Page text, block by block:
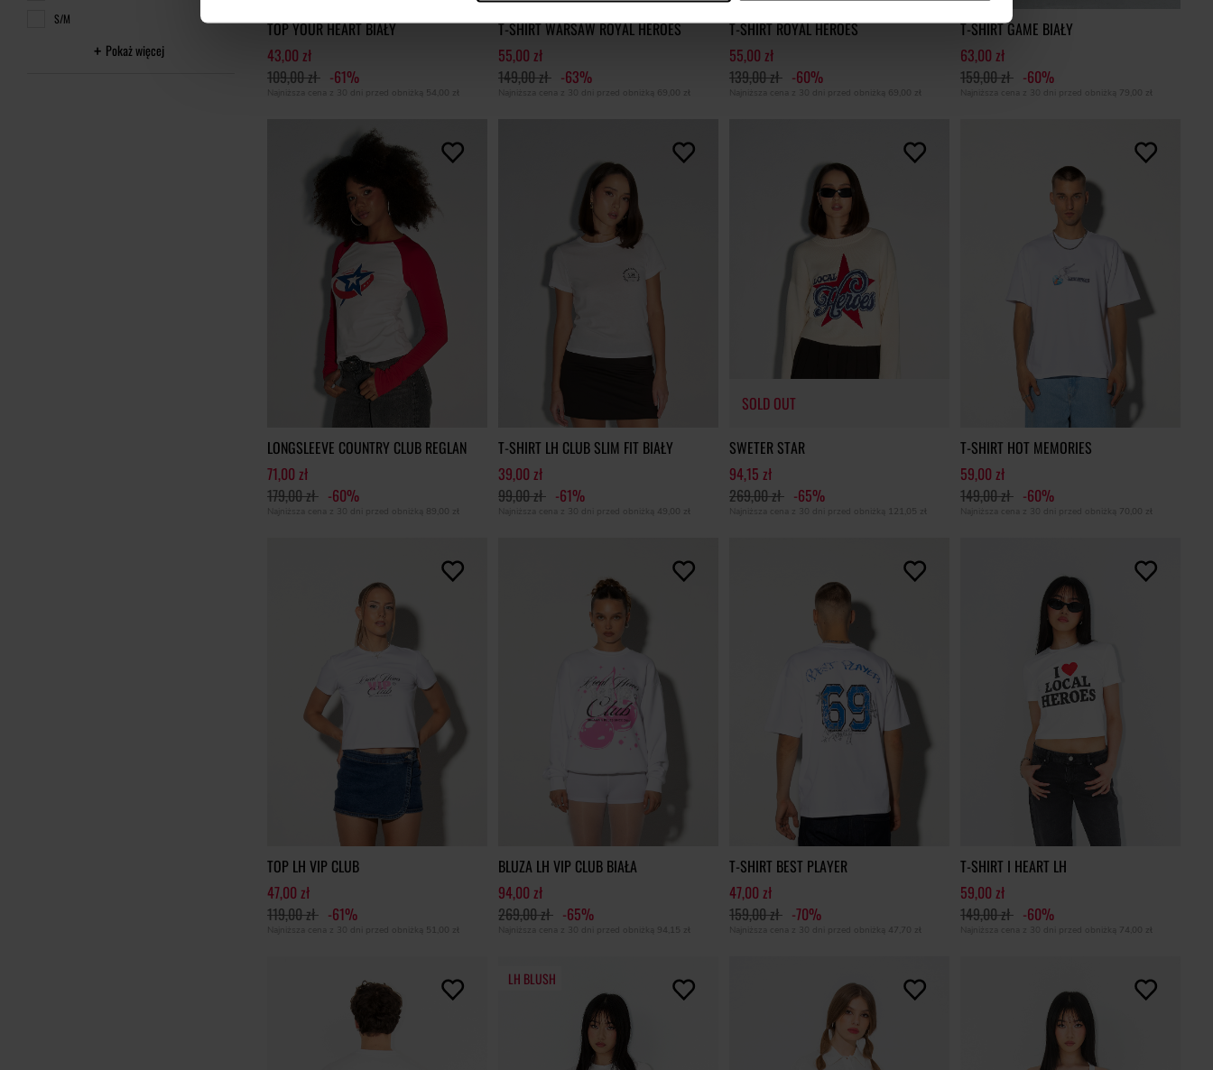
S/M
Pokaż więcej
TOP YOUR HEART BIAŁY
43,00 zł
109,00 zł -61%
Najniższa cena z 30 dni przed obniżką 54,00 zł SOLD OUT
T-SHIRT WARSAW ROYAL HEROES
55,00 zł
149,00 zł -63%
Najniższa cena z 30 dni przed obniżką 69,00 zł
T-SHIRT ROYAL HEROES
55,00 zł
139,00 zł -60%
Najniższa cena z 30 dni przed obniżką 69,00 zł
T-SHIRT GAME BIAŁY
63,00 zł
159,00 zł -60%
Najniższa cena z 30 dni przed obniżką 79,00 zł
LONGSLEEVE COUNTRY CLUB REGLAN
71,00 zł
179,00 zł -60%
Najniższa cena z 30 dni przed obniżką 89,00 zł
T-SHIRT LH CLUB SLIM FIT BIAŁY
39,00 zł
99,00 zł -61%
Najniższa cena z 30 dni przed obniżką 49,00 zł
SOLD OUT
SOLD OUT
SWETER STAR
94,15 zł
269,00 zł -65%
Najniższa cena z 30 dni przed obniżką 121,05 zł
T-SHIRT HOT MEMORIES
59,00 zł
149,00 zł -60%
Najniższa cena z 30 dni przed obniżką 70,00 zł
TOP LH VIP CLUB
47,00 zł
119,00 zł -61%
Najniższa cena z 30 dni przed obniżką 51,00 zł
BLUZA LH VIP CLUB BIAŁA
94,00 zł
269,00 zł -65%
Najniższa cena z 30 dni przed obniżką 94,15 zł
T-SHIRT BEST PLAYER
47,00 zł
159,00 zł -70%
Najniższa cena z 30 dni przed obniżką 47,70 zł
T-SHIRT I HEART LH
59,00 zł
149,00 zł -60%
Najniższa cena z 30 dni przed obniżką 74,00 zł
LH BLUSH